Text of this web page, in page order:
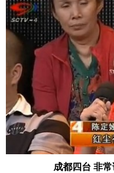
成都四台 非常